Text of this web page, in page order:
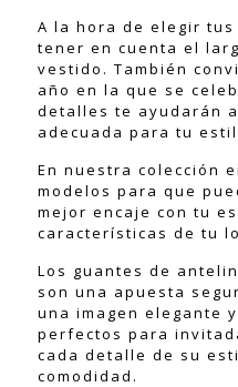
A la hora de elegir
tener en cuenta el
vestido. También
año en la que se
detalles te ayudarán
adecuada para tu
En nuestra colección
modelos para que
mejor encaje con tu
características de tu
Los guantes de
son una apuesta
una imagen elegante
perfectos para
cada detalle de su
comodidad.